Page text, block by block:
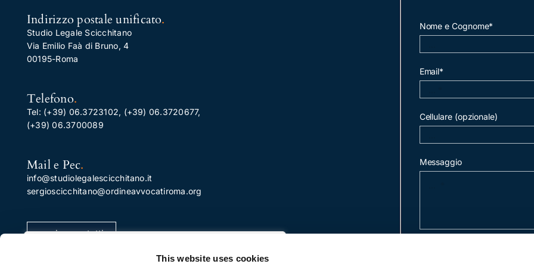
This website uses cookies
Indirizzo postale unificato.
Studio Legale Scicchitano
Via Emilio Faà di Bruno, 4
00195-Roma
Telefono.
Tel: (+39) 06.3723102, (+39) 06.3720677,
(+39) 06.3700089
Mail e Pec.
info@studiolegalescicchitano.it
sergioscicchitano@ordineavvocatiroma.org
pagina contatti
Nome e Cognome*
Email*
Cellulare (opzionale)
Messaggio